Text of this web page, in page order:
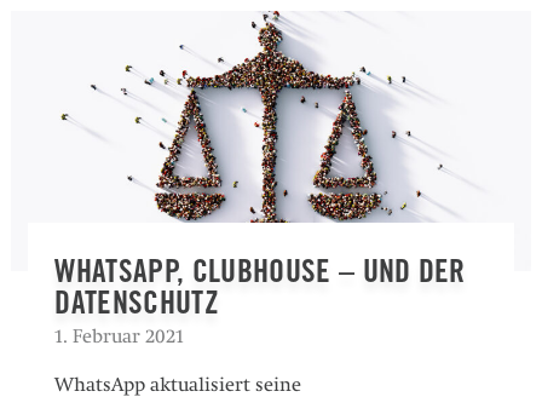
WHATSAPP, CLUBHOUSE – UND DER
DATENSCHUTZ
1. Februar 2021
WhatsApp aktualisiert seine